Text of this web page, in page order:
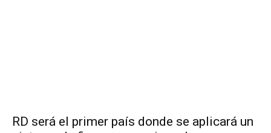
RD será el primer país donde se aplicará un